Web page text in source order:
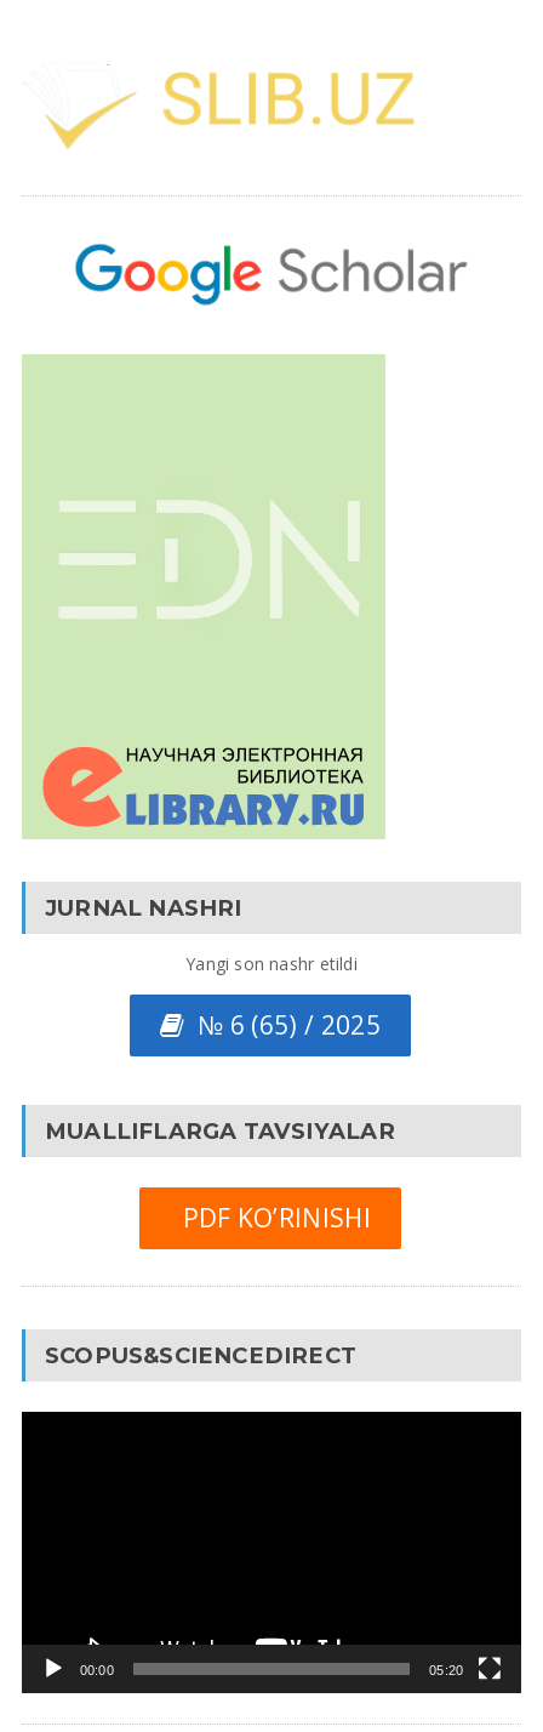
JURNAL NASHRI
Yangi son nashr etildi
№ 6 (65) / 2025
MUALLIFLARGA TAVSIYALAR
PDF KO’RINISHI
SCOPUS&SCIENCEDIRECT
00:00 05:20